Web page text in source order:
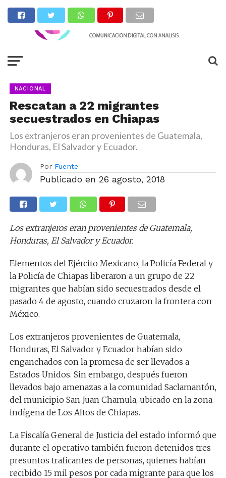
NACIONAL
Rescatan a 22 migrantes
secuestrados en Chiapas
Los extranjeros eran provenientes de Guatemala,
Honduras, El Salvador y Ecuador.
Por Fuente
Publicado en 26 agosto, 2018
Los extranjeros eran provenientes de Guatemala,
Honduras, El Salvador y Ecuador.
Elementos del Ejército Mexicano, la Policía Federal y
la Policía de Chiapas liberaron a un grupo de 22
migrantes que habían sido secuestrados desde el
pasado 4 de agosto, cuando cruzaron la frontera con
México.
Los extranjeros provenientes de Guatemala,
Honduras, El Salvador y Ecuador habían sido
enganchados con la promesa de ser llevados a
Estados Unidos. Sin embargo, después fueron
llevados bajo amenazas a la comunidad Saclamantón,
del municipio San Juan Chamula, ubicado en la zona
indígena de Los Altos de Chiapas.
La Fiscalía General de Justicia del estado informó que
durante el operativo también fueron detenidos tres
presuntos traficantes de personas, quienes habían
recibido 15 mil pesos por cada migrante para que los